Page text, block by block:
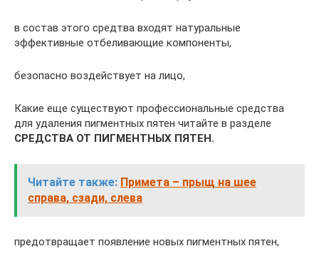
в состав этого средтва входят натуральные
эффективные отбеливающие компоненты,
безопасно воздействует на лицо,
Какие еще существуют профессиональные средства
для удаления пигментных пятен читайте в разделе
СРЕДСТВА ОТ ПИГМЕНТНЫХ ПЯТЕН.
Читайте также: Примета – прыщ на шее
справа, сзади, слева
предотвращает появление новых пигментных пятен,